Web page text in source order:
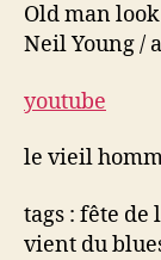
Old man
Neil Young /
youtube
le vieil
tags : fête de
vient du